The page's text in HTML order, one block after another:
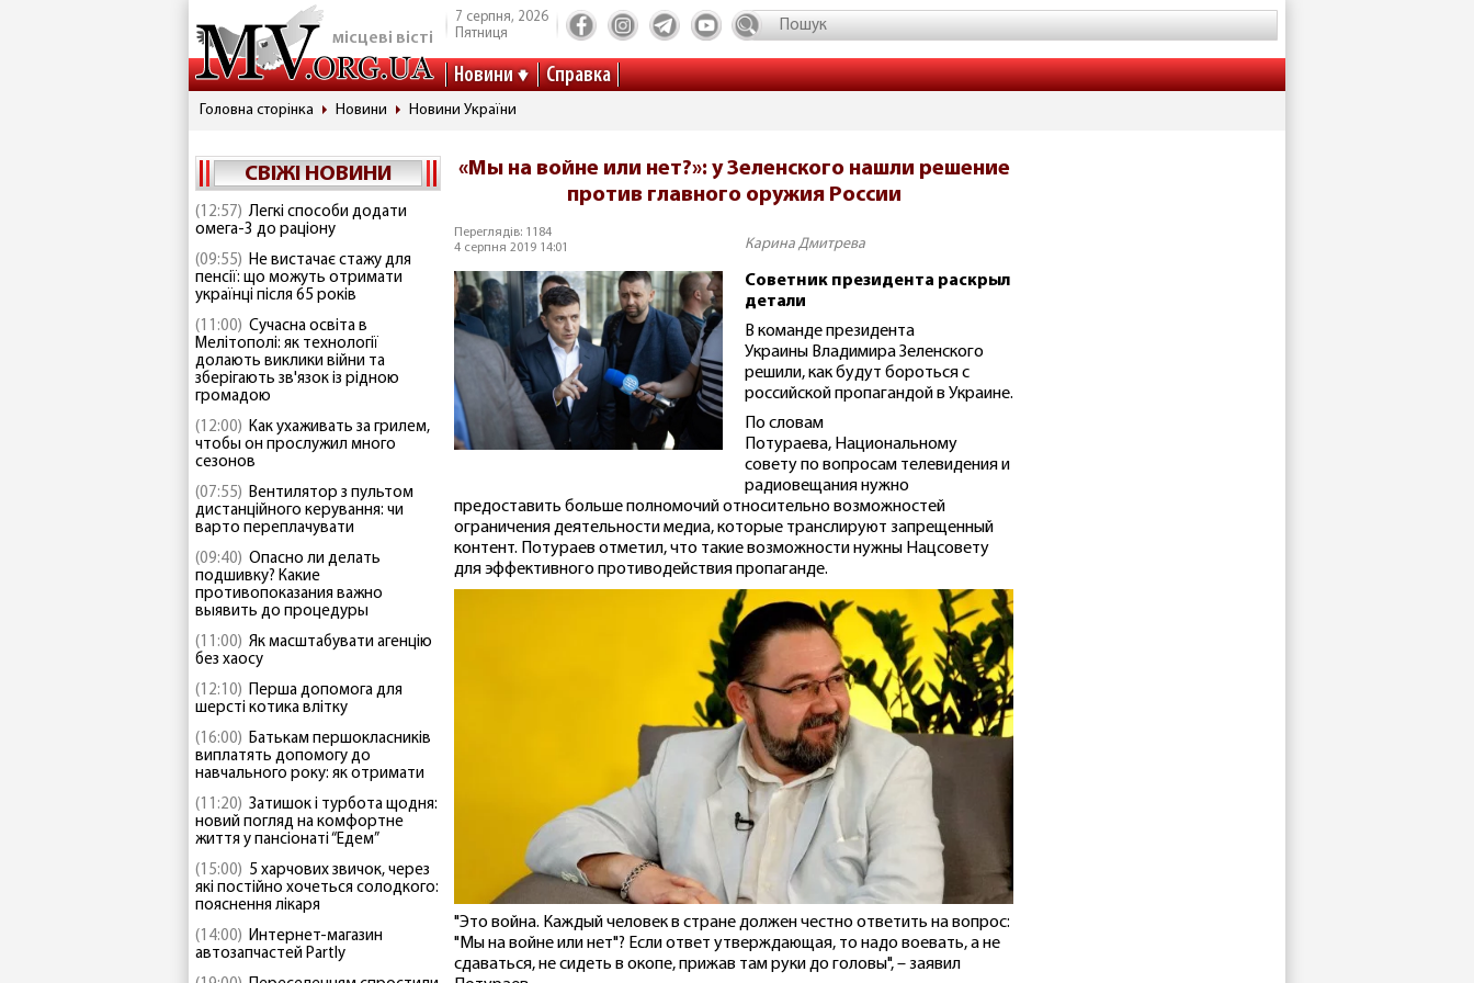
місцеві вісті
7 серпня, 2026
Пятниця
Новини Справка
Головна сторінка Новини Новини України
СВІЖІ НОВИНИ
(12:57) Легкі способи додати
омега-3 до раціону
(09:55) Не вистачає стажу для
пенсії: що можуть отримати
українці після 65 років
(11:00) Сучасна освіта в
Мелітополі: як технології
долають виклики війни та
зберігають зв'язок із рідною
громадою
(12:00) Как ухаживать за грилем,
чтобы он прослужил много
сезонов
(07:55) Вентилятор з пультом
дистанційного керування: чи
варто переплачувати
(09:40) Опасно ли делать
подшивку? Какие
противопоказания важно
выявить до процедуры
(11:00) Як масштабувати агенцію
без хаосу
(12:10) Перша допомога для
шерсті котика влітку
(16:00) Батькам першокласників
виплатять допомогу до
навчального року: як отримати
(11:20) Затишок і турбота щодня:
новий погляд на комфортне
життя у пансіонаті “Едем”
(15:00) 5 харчових звичок, через
які постійно хочеться солодкого:
пояснення лікаря
(14:00) Интернет-магазин
автозапчастей Partly
«Мы на войне или нет?»: у Зеленского нашли решение
против главного оружия России
Переглядів: 1184
4 серпня 2019 14:01
Карина Дмитрева
Советник президента раскрыл
детали
В команде президента
Украины Владимира Зеленского
решили, как будут бороться с
российской пропагандой в Украине.
По словам
Потураева, Национальному
совету по вопросам телевидения и
радиовещания нужно
предоставить больше полномочий относительно возможностей
ограничения деятельности медиа, которые транслируют запрещенный
контент. Потураев отметил, что такие возможности нужны Нацсовету
для эффективного противодействия пропаганде.
"Это война. Каждый человек в стране должен честно ответить на вопрос:
"Мы на войне или нет"? Если ответ утверждающая, то надо воевать, а не
сдаваться, не сидеть в окопе, прижав там руки до головы", – заявил